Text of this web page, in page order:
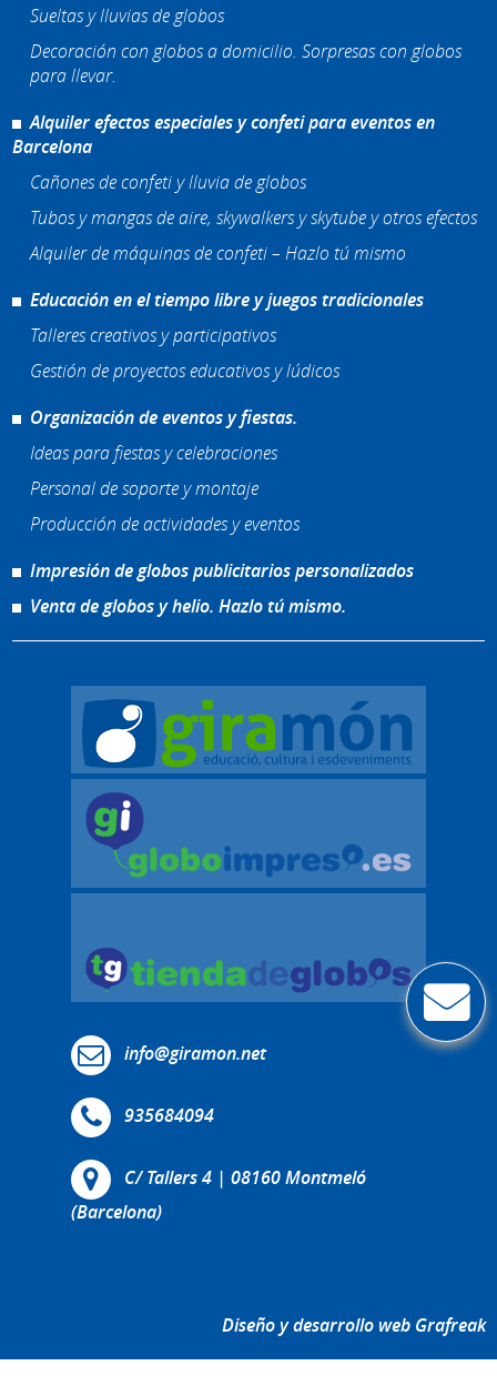
Sueltas y lluvias de globos
Decoración con globos a domicilio. Sorpresas con globos
para llevar.
Alquiler efectos especiales y confeti para eventos en
Barcelona
Cañones de confeti y lluvia de globos
Tubos y mangas de aire, skywalkers y skytube y otros efectos
Alquiler de máquinas de confeti – Hazlo tú mismo
Educación en el tiempo libre y juegos tradicionales
Talleres creativos y participativos
Gestión de proyectos educativos y lúdicos
Organización de eventos y fiestas.
Ideas para fiestas y celebraciones
Personal de soporte y montaje
Producción de actividades y eventos
Impresión de globos publicitarios personalizados
Venta de globos y helio. Hazlo tú mismo.
info@giramon.net
935684094
C/ Tallers 4 | 08160 Montmeló
(Barcelona)
Diseño y desarrollo web Grafreak